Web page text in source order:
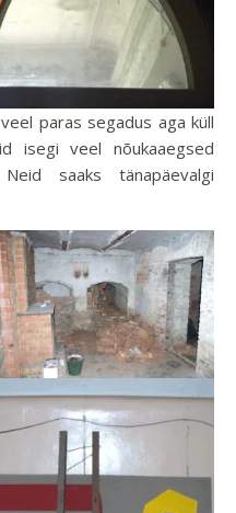
paras segadus aga küll
isegi veel nõukaaegsed
saaks tänapäevalgi